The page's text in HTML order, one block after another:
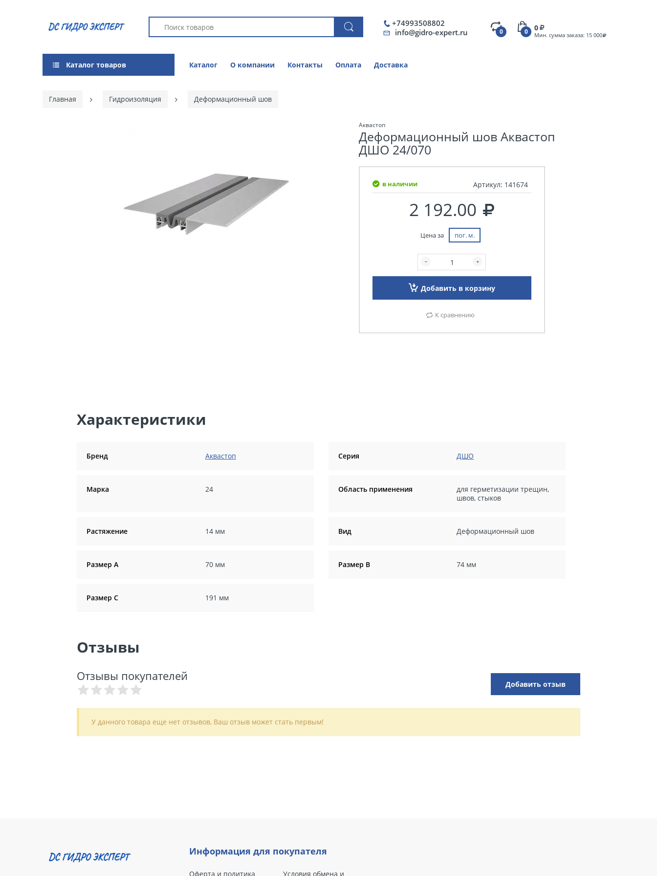
+74993508802
info@gidro-expert.ru
0 0 0
Мин. сумма заказа: 15 000
Каталог товаров Каталог О компании Контакты Оплата Доставка
Главная Гидроизоляция Деформационный шов
Аквастоп
Деформационный шов Аквастоп
ДШО 24/070
в наличии Артикул: 141674
2 192.00
Цена за пог. м.
Добавить в корзину
К сравнению
Характеристики
Бренд Аквастоп Серия ДШО
Марка 24 Область применения
для герметизации трещин,
швов, стыков
Растяжение 14 мм Вид Деформационный шов
Размер А 70 мм Размер В 74 мм
Размер С 191 мм
Отзывы
Отзывы покупателей
Добавить отзыв
У данного товара еще нет отзывов, Ваш отзыв может стать первым!
Информация для покупателя
Оферта и политика Условия обмена и